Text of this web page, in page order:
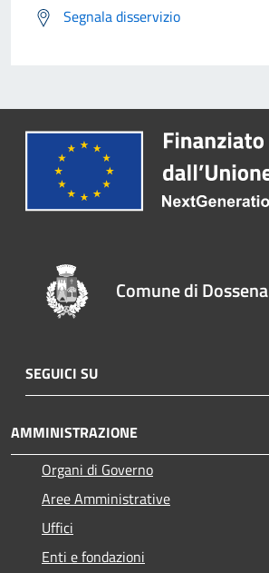
Segnala disservizio
Comune di Dossena
SEGUICI SU
AMMINISTRAZIONE
Organi di Governo
Aree Amministrative
Uffici
Enti e fondazioni